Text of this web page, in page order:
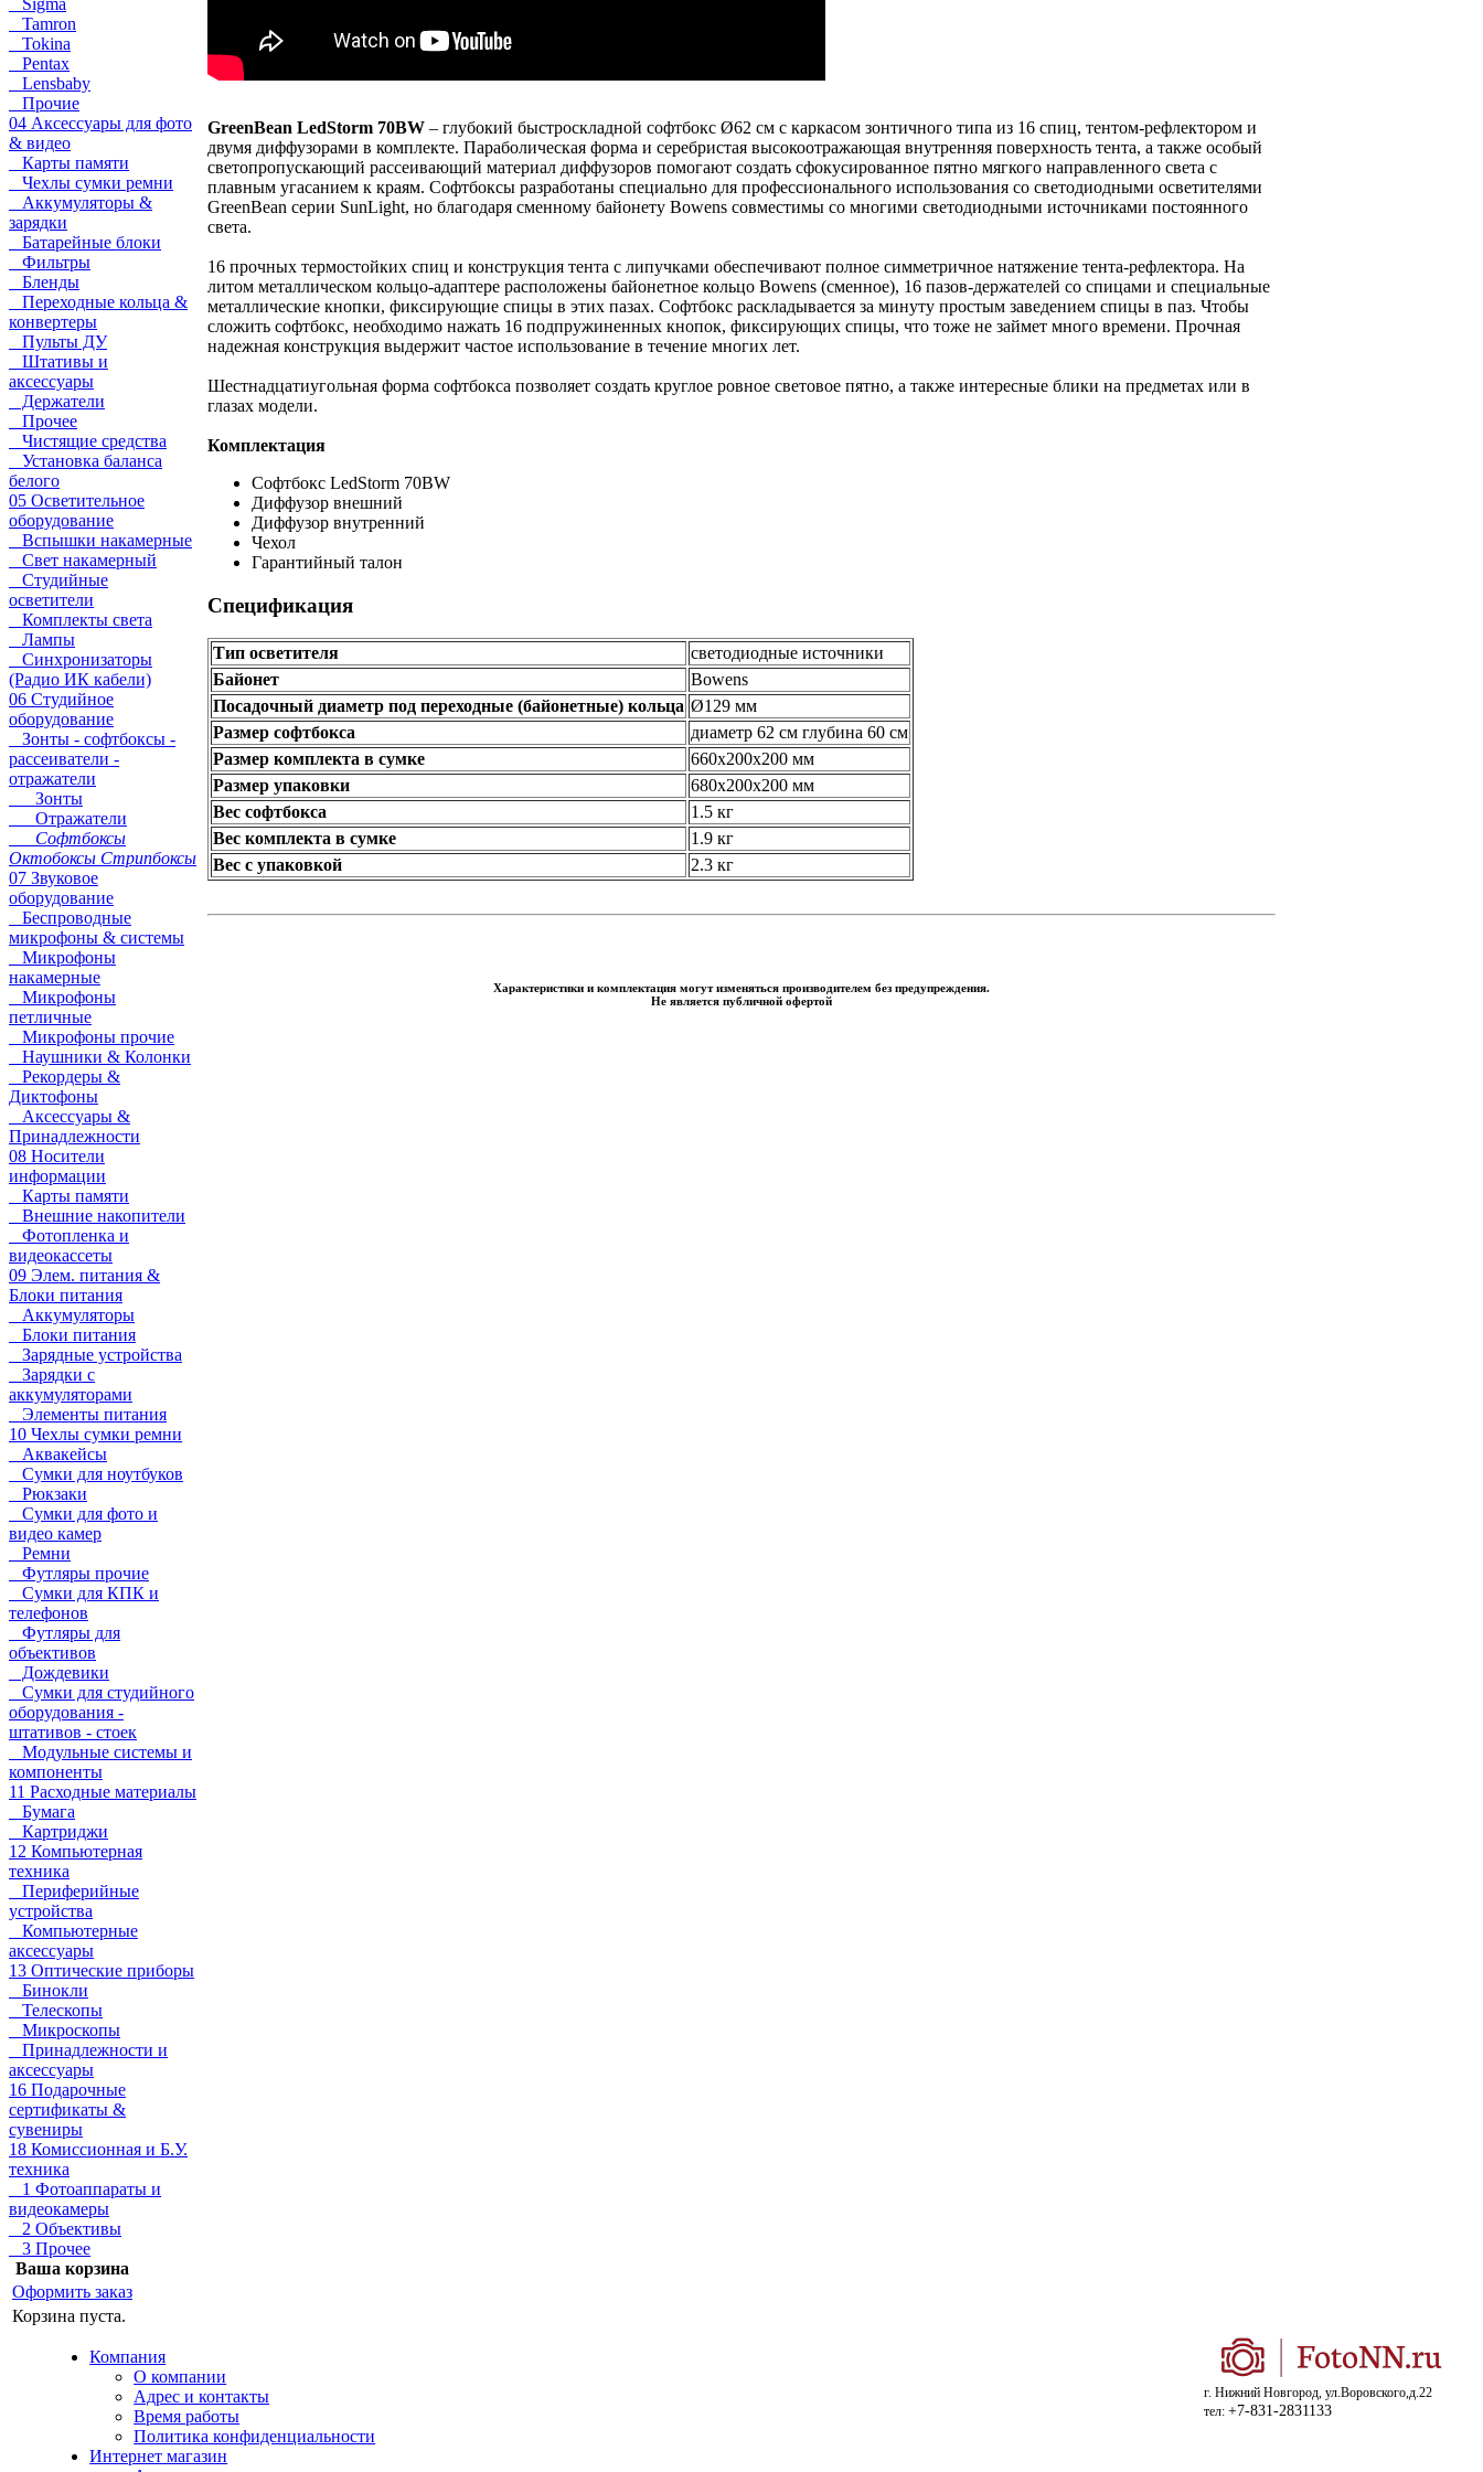
Sigma
Tamron
Tokina
Pentax
Lensbaby
Прочие
04 Аксессуары для фото
& видео
Карты памяти
Чехлы сумки ремни
Аккумуляторы &
зарядки
Батарейные блоки
Фильтры
Бленды
Переходные кольца &
конвертеры
Пульты ДУ
Штативы и
аксессуары
Держатели
Прочее
Чистящие средства
Установка баланса
белого
05 Осветительное
оборудование
Вспышки накамерные
Свет накамерный
Студийные
осветители
Комплекты света
Лампы
Синхронизаторы
(Радио ИК кабели)
06 Студийное
оборудование
Зонты - софтбоксы -
рассеиватели -
отражатели
Зонты
Отражатели
Софтбоксы
Октобоксы Стрипбоксы
07 Звуковое
оборудование
Беспроводные
микрофоны & системы
Микрофоны
накамерные
Микрофоны
петличные
Микрофоны прочие
Наушники & Колонки
Рекордеры &
Диктофоны
Аксессуары &
Принадлежности
08 Носители
информации
Карты памяти
Внешние накопители
Фотопленка и
видеокассеты
09 Элем. питания &
Блоки питания
Аккумуляторы
Блоки питания
Зарядные устройства
Зарядки с
аккумуляторами
Элементы питания
10 Чехлы сумки ремни
Аквакейсы
Сумки для ноутбуков
Рюкзаки
Сумки для фото и
видео камер
Ремни
Футляры прочие
Сумки для КПК и
телефонов
Футляры для
объективов
Дождевики
Сумки для студийного
оборудования -
штативов - стоек
Модульные системы и
компоненты
11 Расходные материалы
Бумага
Картриджи
12 Компьютерная
техника
Периферийные
устройства
Компьютерные
аксессуары
13 Оптические приборы
Бинокли
Телескопы
Микроскопы
Принадлежности и
аксессуары
16 Подарочные
сертификаты &
сувениры
18 Комиссионная и Б.У.
техника
1 Фотоаппараты и
видеокамеры
2 Объективы
3 Прочее
Ваша корзина
Оформить заказ
Корзина пуста.
GreenBean LedStorm 70BW – глубокий быстроскладной софтбокс Ø62 см с каркасом зонтичного типа из 16 спиц, тентом-рефлектором и
двумя диффузорами в комплекте. Параболическая форма и серебристая высокоотражающая внутренняя поверхность тента, а также особый
светопропускающий рассеивающий материал диффузоров помогают создать сфокусированное пятно мягкого направленного света с
плавным угасанием к краям. Софтбоксы разработаны специально для профессионального использования со светодиодными осветителями
GreenBean серии SunLight, но благодаря сменному байонету Bowens совместимы со многими светодиодными источниками постоянного
света.
16 прочных термостойких спиц и конструкция тента с липучками обеспечивают полное симметричное натяжение тента-рефлектора. На
литом металлическом кольцо-адаптере расположены байонетное кольцо Bowens (сменное), 16 пазов-держателей со спицами и специальные
металлические кнопки, фиксирующие спицы в этих пазах. Софтбокс раскладывается за минуту простым заведением спицы в паз. Чтобы
сложить софтбокс, необходимо нажать 16 подпружиненных кнопок, фиксирующих спицы, что тоже не займет много времени. Прочная
надежная конструкция выдержит частое использование в течение многих лет.
Шестнадцатиугольная форма софтбокса позволяет создать круглое ровное световое пятно, а также интересные блики на предметах или в
глазах модели.
Комплектация
Софтбокс LedStorm 70BW
Диффузор внешний
Диффузор внутренний
Чехол
Гарантийный талон
Спецификация
Тип осветителя
светодиодные источники
Байонет
Bowens
Посадочный диаметр под переходные (байонетные) кольца Ø129 мм
Размер софтбокса
диаметр 62 см глубина 60 см
Размер комплекта в сумке
660х200х200 мм
Размер упаковки
680х200х200 мм
Вес софтбокса
1.5 кг
Вес комплекта в сумке
1.9 кг
Вес с упаковкой
2.3 кг
Характеристики и комплектация могут изменяться производителем без предупреждения.
Не является публичной офертой
Компания
О компании
Адрес и контакты
Время работы
Политика конфиденциальности
Интернет магазин
г. Нижний Новгород, ул.Воровского,д.22
тел: +7-831-2831133